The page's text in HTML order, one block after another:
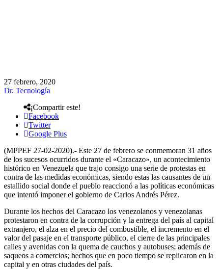
27 febrero, 2020
Dr. Tecnología
¡Compartir este!
Facebook
Twitter
Google Plus
(MPPEF 27-02-2020).- Este 27 de febrero se conmemoran 31 años
de los sucesos ocurridos durante el «Caracazo», un acontecimiento
histórico en Venezuela que trajo consigo una serie de protestas en
contra de las medidas económicas, siendo estas las causantes de un
estallido social donde el pueblo reaccionó a las políticas económicas
que intentó imponer el gobierno de Carlos Andrés Pérez.
Durante los hechos del Caracazo los venezolanos y venezolanas
protestaron en contra de la corrupción y la entrega del país al capital
extranjero, el alza en el precio del combustible, el incremento en el
valor del pasaje en el transporte público, el cierre de las principales
calles y avenidas con la quema de cauchos y autobuses; además de
saqueos a comercios; hechos que en poco tiempo se replicaron en la
capital y en otras ciudades del país.